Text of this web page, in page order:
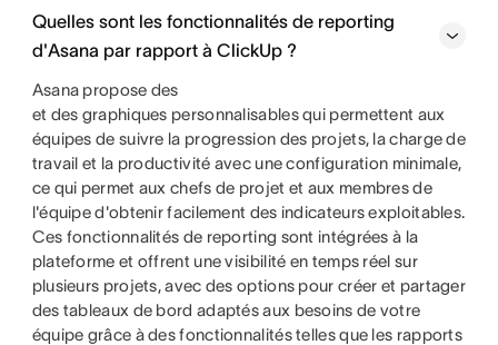
Quelles sont les fonctionnalités de reporting
d'Asana par rapport à ClickUp ?
Asana propose des
et des graphiques personnalisables qui permettent aux
équipes de suivre la progression des projets, la charge de
travail et la productivité avec une configuration minimale,
ce qui permet aux chefs de projet et aux membres de
l'équipe d'obtenir facilement des indicateurs exploitables.
Ces fonctionnalités de reporting sont intégrées à la
plateforme et offrent une visibilité en temps réel sur
plusieurs projets, avec des options pour créer et partager
des tableaux de bord adaptés aux besoins de votre
équipe grâce à des fonctionnalités telles que les rapports